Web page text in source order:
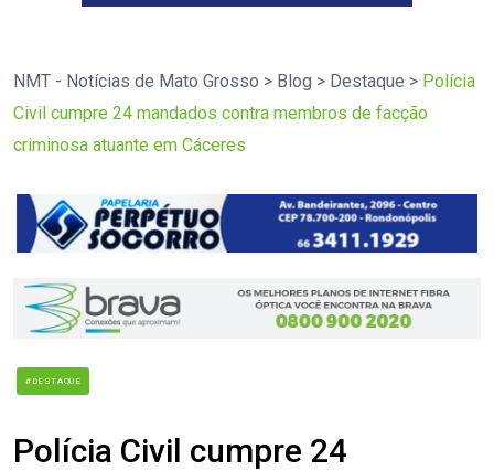
NMT - Notícias de Mato Grosso > Blog > Destaque > Polícia
Civil cumpre 24 mandados contra membros de facção
criminosa atuante em Cáceres
#DESTAQUE
Polícia Civil cumpre 24